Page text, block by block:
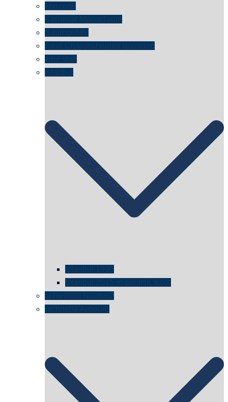
konzerte
Karneval Monochrom
Baumgefühl
mein Chargesheimer reloaded
time shift
Istanbul
istanbul 1995
Istanbul 2015 in der IHK Köln
schwimmt Neptun?
„schnelle Antwort“